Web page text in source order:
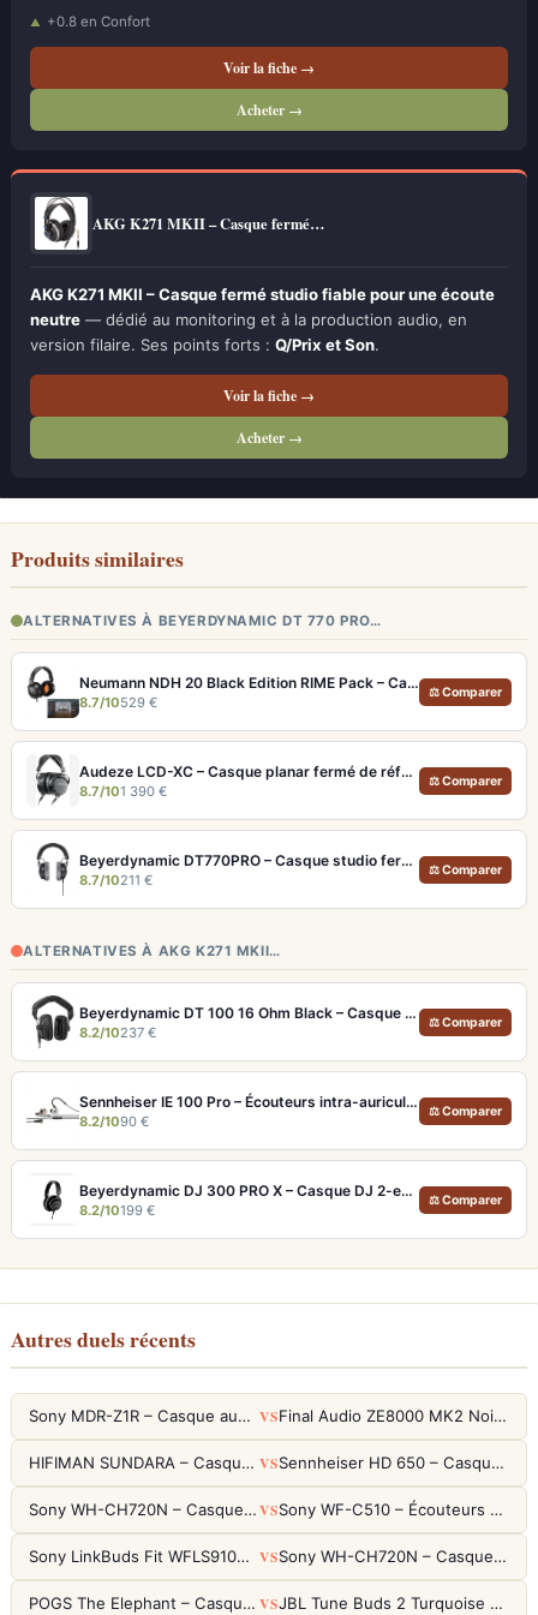
+0.8 en Confort
Voir la fiche →
Acheter →
AKG K271 MKII – Casque fermé…
AKG K271 MKII – Casque fermé studio fiable pour une écoute
neutre — dédié au monitoring et à la production audio, en
version filaire. Ses points forts : Q/Prix et Son.
Voir la fiche →
Acheter →
Produits similaires
ALTERNATIVES À BEYERDYNAMIC DT 770 PRO…
Neumann NDH 20 Black Edition RIME Pack – Casque studio fermé pour monitoring pro et immersion binaurale
8.7/10529 €
⚖ Comparer
Audeze LCD-XC – Casque planar fermé de référence pour studio et audiophile
8.7/101 390 €
⚖ Comparer
Beyerdynamic DT770PRO – Casque studio fermé pour un monitoring précis et isolé
8.7/10211 €
⚖ Comparer
ALTERNATIVES À AKG K271 MKII…
Beyerdynamic DT 100 16 Ohm Black – Casque studio fermé pour monitoring précis
8.2/10237 €
⚖ Comparer
Sennheiser IE 100 Pro – Écouteurs intra-auriculaires transparents pour monitoring live
8.2/1090 €
⚖ Comparer
Beyerdynamic DJ 300 PRO X – Casque DJ 2-en-1 pour club et studio
8.2/10199 €
⚖ Comparer
Autres duels récents
Sony MDR-Z1R – Casque audiophile fermé haute résolution VS Final Audio ZE8000 MK2 Noir – Écouteurs True Wireless audiophiles 8K Sound
HIFIMAN SUNDARA – Casque Planar Magnetic Ouvert Over-Ear Audiophile VS Sennheiser HD 650 – Casque audiophile ouvert pour l'écoute analytique
Sony WH-CH720N – Casque ANC 35h, Ultra-léger (192g) avec Processeur V1 VS Sony WF-C510 – Écouteurs True Wireless compacts, autonomie 22h et multipoint
Sony LinkBuds Fit WFLS910NW Blanc – Écouteurs Sport Ailes ANC VS Sony WH-CH720N – Casque ANC 35h, Ultra-léger (192g) avec Processeur V1
POGS The Elephant – Casque Filaire Enfants 85dB POGS-Safe™ (Éco-Responsable) VS JBL Tune Buds 2 Turquoise – Écouteurs True Wireless avec ANC et autonomie 48h